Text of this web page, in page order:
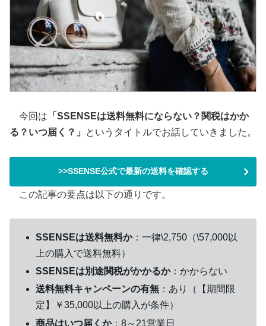
今回は 「SSENSEは送料無料にならない？関税はかか
る？いつ届く？」
というタイトルでお話していきました。
>>SSENSE公式で最新の送料を確認する
この記事の要点は以下の通りです。
SSENSEは送料無料か：一律\2,750（\57,000以
上の購入で送料無料）
SSENSEは別途関税がかかるか：かからない
送料無料キャンペーンの有無 ：あり（【期間限
定】￥35,000以上の購入が条件）
商品はいつ届くか：8～21営業日